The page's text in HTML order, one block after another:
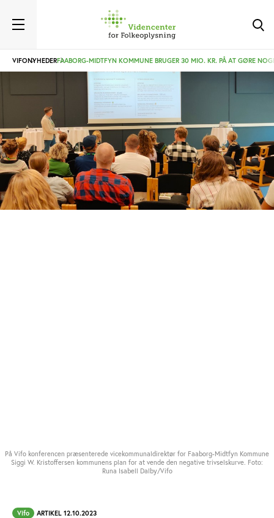
VIFONYHEDERFAABORG-MIDTFYN KOMMUNE BRUGER 30 MIO. KR. PÅ AT GØRE
På Vifo konferencen præsenterede vicekommunaldirektør for Faaborg-Midtfyn Kommune
Siggi W. Kristoffersen kommunens plan for at vende den negative trivselskurve. Foto:
Runa Isabell Dalby/Vifo
Vifo ARTIKEL 12.10.2023